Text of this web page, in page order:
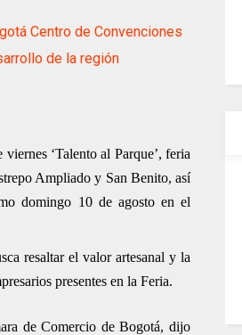
Centro de Convenciones
de la región
‘Talento al Parque’, feria
Ampliado y San Benito, así
domingo 10 de agosto en el
resaltar el valor artesanal y la
presentes en la Feria.
de Comercio de Bogotá, dijo